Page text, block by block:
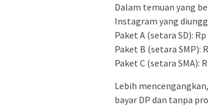
Dalam temuan yang
Instagram yang
Paket A (setara SD):
Paket B (setara SMP):
Paket C (setara SMA):
Lebih
bayar DP dan tanpa